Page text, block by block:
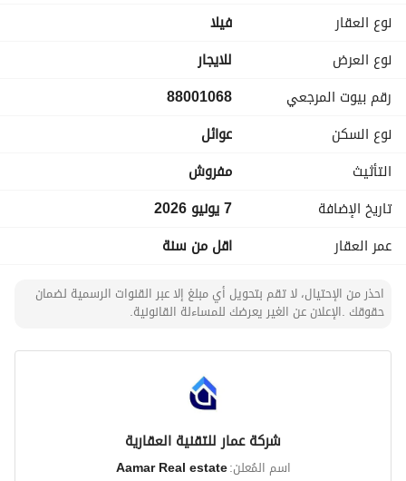
تفاصيل الوحدة:
مطبخ (AMERICAN) (راكب)
ميزات موقع العقار:
حديقة الجبال — دقيقتان
بنده سوبر 127 — 8 دقائق
مجمع فارس الجزيرة الطبي — 10 دقائق
نوع العقار
فیلا
نوع العرض
للايجار
رقم بيوت المرجعي
88001068
نوع السكن
عوائل
التأثيث
مفروش
تاريخ الإضافة
7 يونيو 2026
عمر العقار
اقل من سنة
احذر من الإحتيال، لا تقم بتحويل أي مبلغ إلا عبر القنوات الرسمية لضمان
حقوقك .الإعلان عن الغير يعرضك للمساءلة القانونية.
شركة عمار للتقنية العقارية
اسم المُعلن:Aamar Real estate